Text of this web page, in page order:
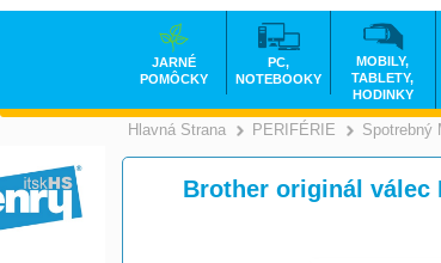
Hlavná Strana PERIFÉRIE Spotrebný
Brother originál válec
JARNÉ
POMÔCKY
PC,
NOTEBOOKY
MOBILY,
TABLETY,
HODINKY